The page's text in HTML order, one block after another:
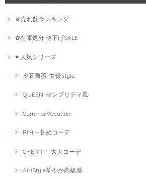
♛売れ筋ランキング
✿在庫処分 値下げSALE
♥ 人気シリーズ
夕暮薔薇-女優style
QUEEN-セレブリティ風
SummerVacation
RIMI--甘めコーデ
CHERRY--大人コーデ
AiriStyle華やか高級感